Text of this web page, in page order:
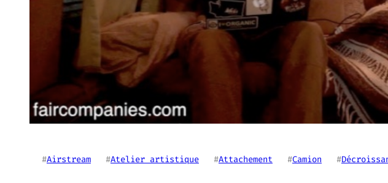
#Airstream
   #
Atelier artistique
   #
Attachement
   #
Camion
   #